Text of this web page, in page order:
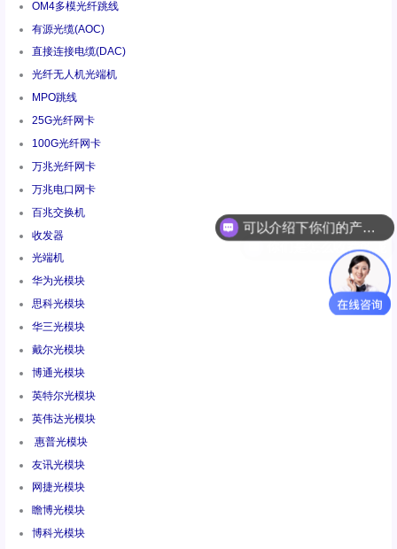
OM4多模光纤跳线
有源光缆(AOC)
直接连接电缆(DAC)
光纤无人机光端机
MPO跳线
25G光纤网卡
100G光纤网卡
万兆光纤网卡
万兆电口网卡
百兆交换机
收发器
光端机
华为光模块
思科光模块
华三光模块
戴尔光模块
博通光模块
英特尔光模块
英伟达光模块
惠普光模块
友讯光模块
网捷光模块
瞻博光模块
博科光模块
你们是怎么收费的呢